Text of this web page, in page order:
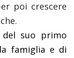
poi crescere
suo primo
famiglia e di